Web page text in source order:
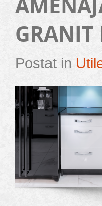
GRANIT
Postat in